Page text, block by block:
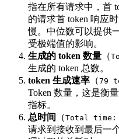
指在所有请求中，首
的请求首 token 响应
慢。中位数可以提供
受极端值的影响。
生成的 token 数量 （
生成的 token 总数。
token 生成速率 （79
Token 数量，这是衡
指标。
总时间
（Total time:
请求到接收到最后一